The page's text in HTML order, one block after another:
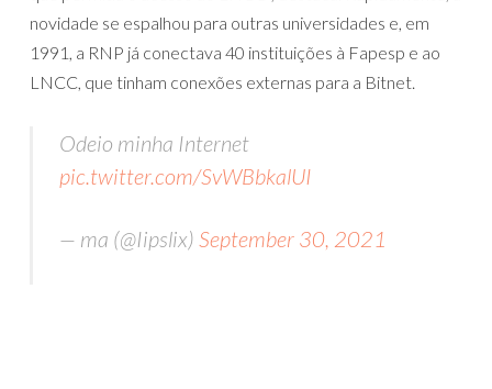
novidade se espalhou para outras universidades e, em
1991, a RNP já conectava 40 instituições à Fapesp e ao
LNCC, que tinham conexões externas para a Bitnet.
Odeio minha Internet
pic.twitter.com/SvWBbkalUI
— ma (@Iipslix) September 30, 2021